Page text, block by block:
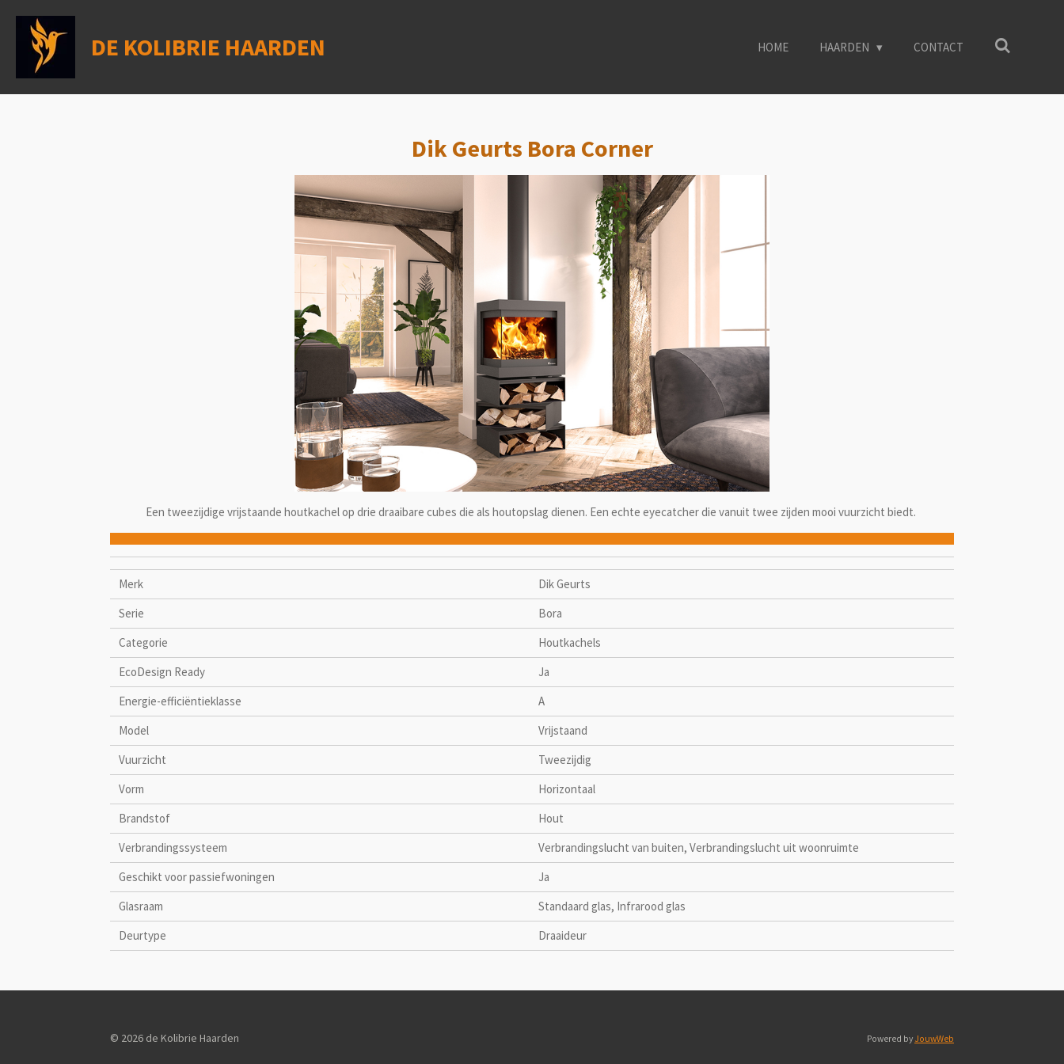
Ga
direct
DE KOLIBRIE HAARDEN HOME HAARDEN CONTACT
Dik Geurts Bora Corner
Een tweezijdige vrijstaande houtkachel op drie draaibare cubes die als houtopslag dienen. Een echte eyecatcher die vanuit twee zijden mooi vuurzicht biedt.
Merk
Dik Geurts
Serie
Bora
Categorie
Houtkachels
EcoDesign Ready
Ja
Energie-efficiëntieklasse
A
Model
Vrijstaand
Vuurzicht
Tweezijdig
Vorm
Horizontaal
Brandstof
Hout
Verbrandingssysteem
Verbrandingslucht van buiten, Verbrandingslucht uit woonruimte
Geschikt voor passiefwoningen
Ja
Glasraam
Standaard glas, Infrarood glas
Deurtype
Draaideur
© 2026 de Kolibrie Haarden Powered by JouwWeb